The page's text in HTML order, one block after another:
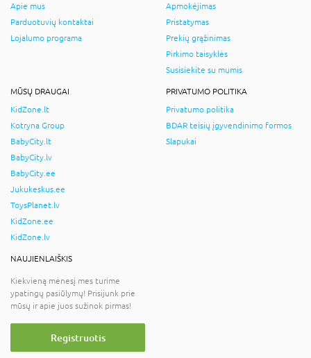
Apie mus
Parduotuvių kontaktai
Lojalumo programa
Apmokėjimas
Pristatymas
Prekių grąžinimas
Pirkimo taisyklės
Susisiekite su mumis
MŪSŲ DRAUGAI
KidZone.lt
Kotryna Group
BabyCity.lt
BabyCity.lv
BabyCity.ee
Jukukeskus.ee
ToysPlanet.lv
KidZone.ee
KidZone.lv
PRIVATUMO POLITIKA
Privatumo politika
BDAR teisių įgyvendinimo formos
Slapukai
NAUJIENLAIŠKIS
Kiekvieną mėnesį mes turime
ypatingų pasiūlymų! Prisijunk prie
mūsų ir apie juos sužinok pirmas!
Registruotis